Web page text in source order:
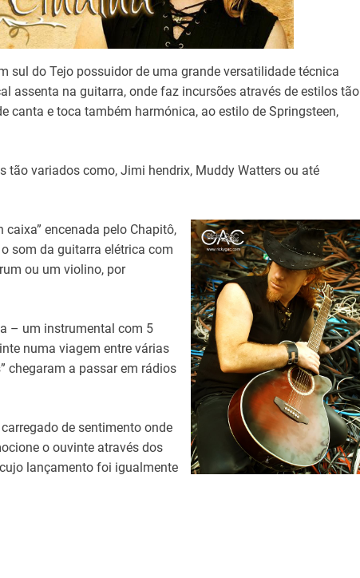
sul do Tejo possuidor de uma grande versatilidade técnica
assenta na guitarra, onde faz incursões através de estilos tão
canta e toca também harmónica, ao estilo de Springsteen,
tão variados como, Jimi hendrix, Muddy Watters ou até
encenada pelo Chapitô,
som da guitarra elétrica com
ou um violino, por
– um instrumental com 5
numa viagem entre várias
chegaram a passar em rádios
de sentimento onde
o ouvinte através dos
lançamento foi igualmente